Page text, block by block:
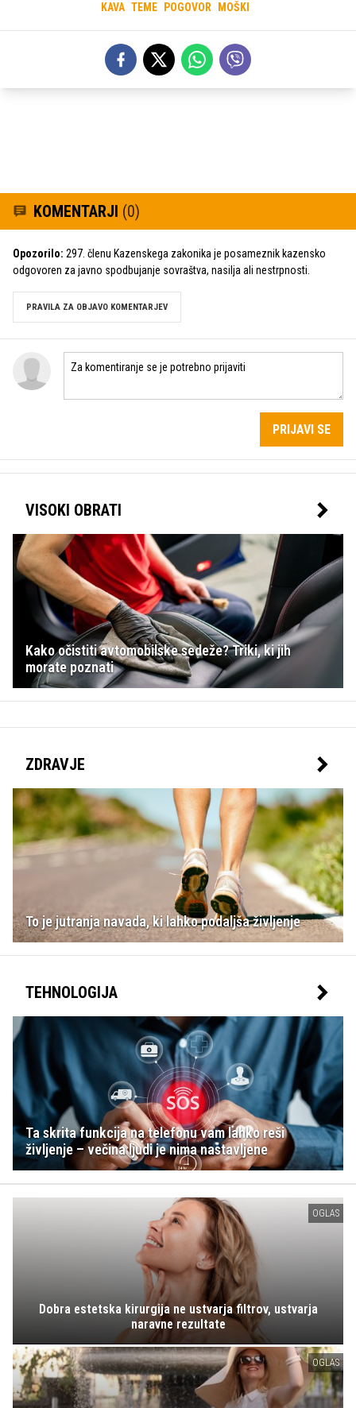
KAVA TEME POGOVOR MOŠKI
KOMENTARJI (0)
Opozorilo: 297. členu Kazenskega zakonika je posameznik kazensko
odgovoren za javno spodbujanje sovraštva, nasilja ali nestrpnosti.
PRAVILA ZA OBJAVO KOMENTARJEV
PRIJAVI SE
VISOKI OBRATI
Kako očistiti avtomobilske sedeže? Triki, ki jih
morate poznati
ZDRAVJE
To je jutranja navada, ki lahko podaljša življenje
TEHNOLOGIJA
Ta skrita funkcija na telefonu vam lahko reši
življenje – večina ljudi je nima nastavljene
OGLAS
Dobra estetska kirurgija ne ustvarja filtrov, ustvarja
naravne rezultate
OGLAS